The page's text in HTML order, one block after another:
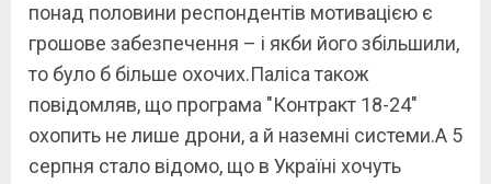
понад половини респондентів мотивацією є
грошове забезпечення – і якби його збільшили,
то було б більше охочих.Паліса також
повідомляв, що програма "Контракт 18-24"
охопить не лише дрони, а й наземні системи.А 5
серпня стало відомо, що в Україні хочуть